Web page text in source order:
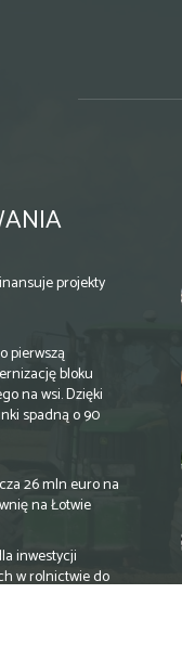
projekty
pierwszą
bloku
na wsi. Dzięki
spadną o 90
26 mln euro na
na Łotwie
inwestycji
w rolnictwie do